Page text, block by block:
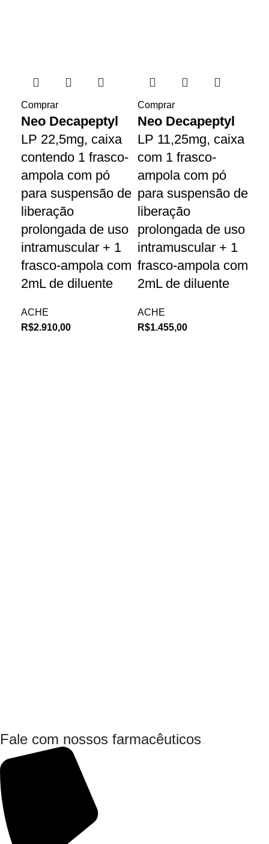
Comprar
Neo Decapeptyl
LP 22,5mg, caixa
contendo 1 frasco-
ampola com pó
para suspensão de
liberação
prolongada de uso
intramuscular + 1
frasco-ampola com
2mL de diluente
ACHE
R$2.910,00
Comprar
Neo Decapeptyl
LP 11,25mg, caixa
com 1 frasco-
ampola com pó
para suspensão de
liberação
prolongada de uso
intramuscular + 1
frasco-ampola com
2mL de diluente
ACHE
R$1.455,00
Fale com nossos farmacêuticos.